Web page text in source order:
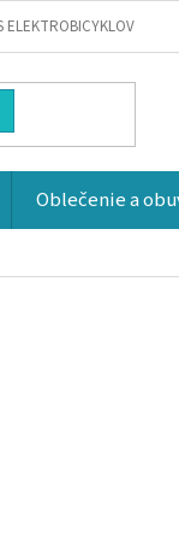
ELEKTROBICYKLOV
Oblečenie a